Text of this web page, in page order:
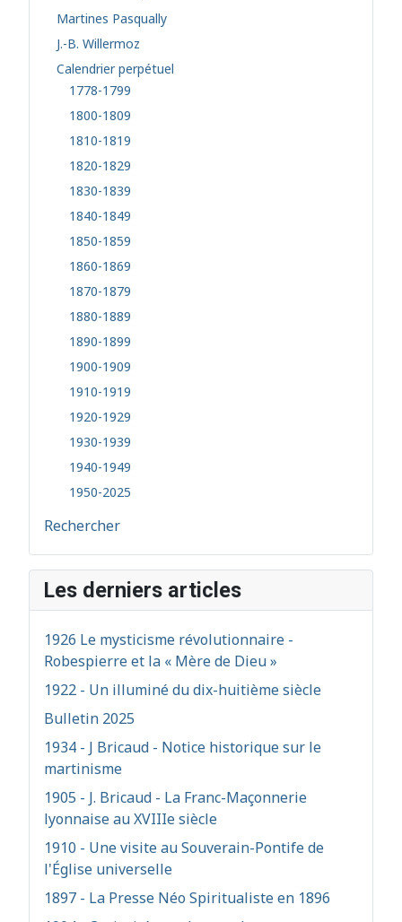
Martines Pasqually
J.-B. Willermoz
Calendrier perpétuel
1778-1799
1800-1809
1810-1819
1820-1829
1830-1839
1840-1849
1850-1859
1860-1869
1870-1879
1880-1889
1890-1899
1900-1909
1910-1919
1920-1929
1930-1939
1940-1949
1950-2025
Rechercher
Les derniers articles
1926 Le mysticisme révolutionnaire -
Robespierre et la « Mère de Dieu »
1922 - Un illuminé du dix-huitième siècle
Bulletin 2025
1934 - J Bricaud - Notice historique sur le
martinisme
1905 - J. Bricaud - La Franc-Maçonnerie
lyonnaise au XVIIIe siècle
1910 - Une visite au Souverain-Pontife de
l'Église universelle
1897 - La Presse Néo Spiritualiste en 1896